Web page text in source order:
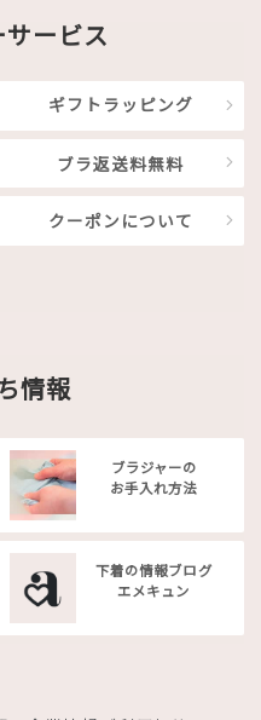
ービス
ギフトラッピング
ブラ返送料無料
クーポンについて
情報
ブラジャーの
お手入れ方法
下着の情報ブログ
エメキュン